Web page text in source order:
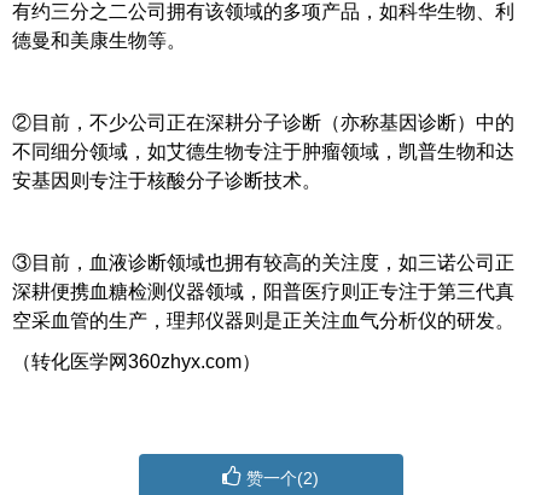
有约三分之二公司拥有该领域的多项产品，如科华生物、利
德曼和美康生物等。
②目前，不少公司正在深耕分子诊断（亦称基因诊断）中的
不同细分领域，如艾德生物专注于肿瘤领域，凯普生物和达
安基因则专注于核酸分子诊断技术。
③目前，血液诊断领域也拥有较高的关注度，如三诺公司正
深耕便携血糖检测仪器领域，阳普医疗则正专注于第三代真
空采血管的生产，理邦仪器则是正关注血气分析仪的研发。
（转化医学网360zhyx.com）
赞一个(2)